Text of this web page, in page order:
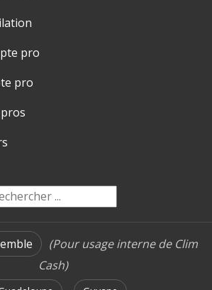
pro
pro
(Pour usage interne de Clim
Cash)